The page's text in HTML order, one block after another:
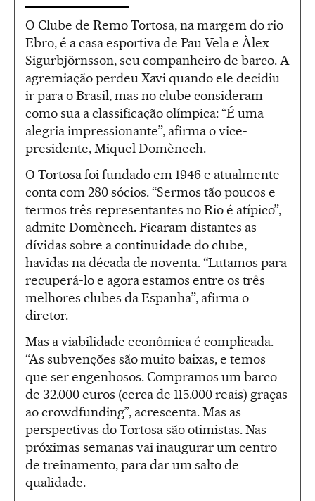
O Clube de Remo Tortosa, na margem do rio
Ebro, é a casa esportiva de Pau Vela e Àlex
Sigurbjörnsson, seu companheiro de barco. A
agremiação perdeu Xavi quando ele decidiu
ir para o Brasil, mas no clube consideram
como sua a classificação olímpica: “É uma
alegria impressionante”, afirma o vice-
presidente, Miquel Domènech.
O Tortosa foi fundado em 1946 e atualmente
conta com 280 sócios. “Sermos tão poucos e
termos três representantes no Rio é atípico”,
admite Domènech. Ficaram distantes as
dívidas sobre a continuidade do clube,
havidas na década de noventa. “Lutamos para
recuperá-lo e agora estamos entre os três
melhores clubes da Espanha”, afirma o
diretor.
Mas a viabilidade econômica é complicada.
“As subvenções são muito baixas, e temos
que ser engenhosos. Compramos um barco
de 32.000 euros (cerca de 115.000 reais) graças
ao crowdfunding”, acrescenta. Mas as
perspectivas do Tortosa são otimistas. Nas
próximas semanas vai inaugurar um centro
de treinamento, para dar um salto de
qualidade.